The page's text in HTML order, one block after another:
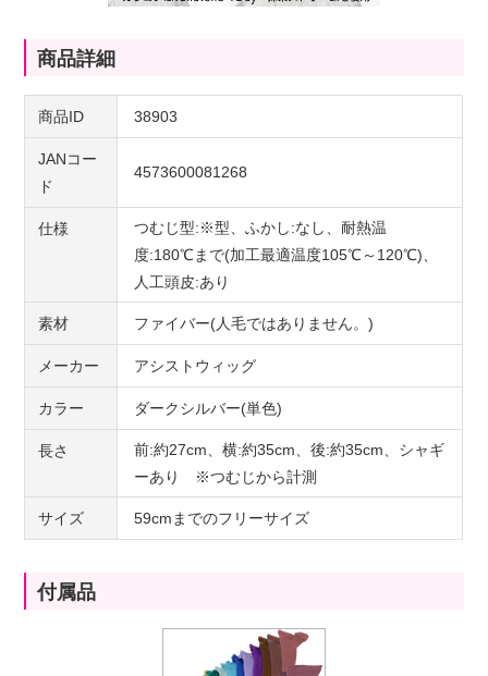
商品詳細
商品ID 38903
JANコー
ド
4573600081268
仕様
つむじ型:※型、ふかし:なし、耐熱温
度:180℃まで(加工最適温度105℃～120℃)、
人工頭皮:あり
素材 ファイバー(人毛ではありません。)
メーカー アシストウィッグ
カラー ダークシルバー(単色)
長さ
前:約27cm、横:約35cm、後:約35cm、シャギ
ーあり ※つむじから計測
サイズ 59cmまでのフリーサイズ
付属品